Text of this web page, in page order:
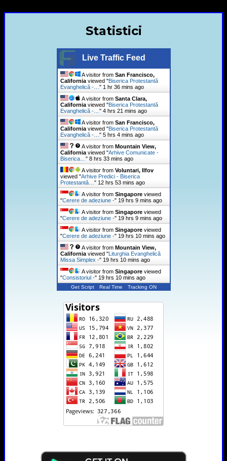
Statistici
Live Traffic Feed
A visitor from San Francisco,
Californiaviewed "Biserica Protestantă
Evanghelică -… " 1 hr 36 mins ago
A visitor from Santa Clara,
Californiaviewed "Biserica Protestantă
Evanghelică -… " 4 hrs 21 mins ago
A visitor from San Francisco,
Californiaviewed "Biserica Protestantă
Evanghelică -… " 5 hrs 4 mins ago
A visitor from Mountain View,
Californiaviewed "Arhive Comunicate -
Biserica… " 8 hrs 33 mins ago
A visitor from Voluntari, Ilfov
viewed "Arhive Predici - Biserica
Protestantă… " 12 hrs 53 mins ago
A visitor from Singaporeviewed
"Cerere de adeziune -" 19 hrs 9 mins ago
A visitor from Singaporeviewed
"Cerere de adeziune -" 19 hrs 9 mins ago
A visitor from Singaporeviewed
"Cerere de adeziune -" 19 hrs 10 mins ago
A visitor from Mountain View,
Californiaviewed "Liturghia Evanghelică
Missa Simplex -" 19 hrs 10 mins ago
A visitor from Singaporeviewed
"Consistoriul -" 19 hrs 10 mins ago
Get Script Real Time Tracking ON